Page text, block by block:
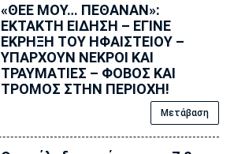
«ΘΕΕ ΜΟΥ… ΠΕΘΑΝΑΝ»:
ΕΚΤΑΚΤΗ ΕΙΔΗΣΗ – ΕΓΙΝΕ
ΕΚΡΗΞΗ ΤΟΥ ΗΦΑΙΣΤΕΙΟΥ –
ΥΠΑΡΧΟΥΝ ΝΕΚΡΟΙ ΚΑΙ
ΤΡΑΥΜΑΤΙΕΣ – ΦΟΒΟΣ ΚΑΙ
ΤΡΟΜΟΣ ΣΤΗΝ ΠΕΡΙΟΧΗ!
Μετάβαση